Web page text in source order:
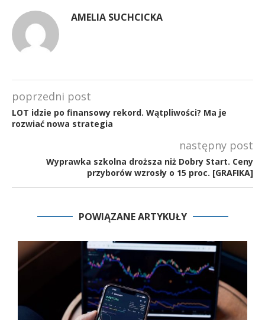
AMELIA SUCHCICKA
poprzedni post
LOT idzie po finansowy rekord. Wątpliwości? Ma je
rozwiać nowa strategia
następny post
Wyprawka szkolna droższa niż Dobry Start. Ceny
przyborów wzrosły o 15 proc. [GRAFIKA]
POWIĄZANE ARTYKUŁY